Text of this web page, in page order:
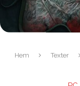
Hem Texter